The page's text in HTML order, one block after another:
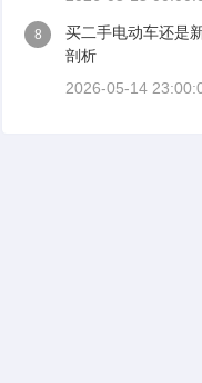
8
买二手电动车还是
剖析
2026-05-14